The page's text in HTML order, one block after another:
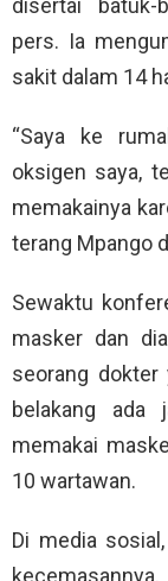
disertai batuk-
pers. Ia
sakit dalam 14
“Saya ke
oksigen saya,
memakainya
terang Mpango
Sewaktu
masker dan
seorang dokter
belakang ada
memakai
10 wartawan.
Di media